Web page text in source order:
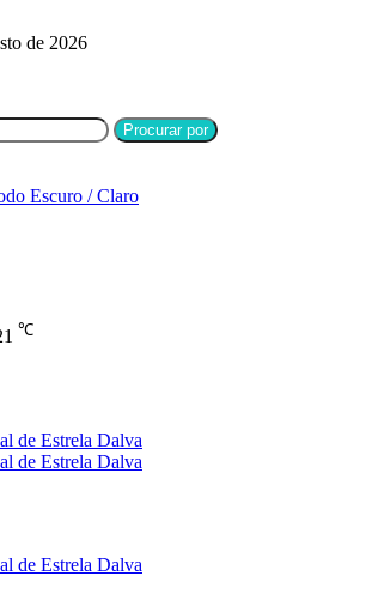
de 2026
Procurar por
Escuro / Claro
℃